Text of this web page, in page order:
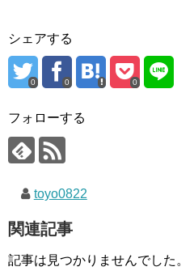
シェアする
0 0 0
フォローする
toyo0822
関連記事
記事は見つかりませんでした。